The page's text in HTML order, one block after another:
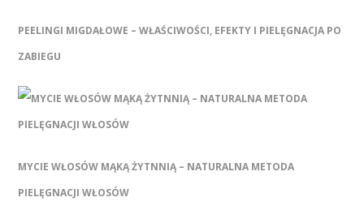
PEELINGI MIGDAŁOWE – WŁAŚCIWOŚCI, EFEKTY I PIELĘGNACJA PO
ZABIEGU
MYCIE WŁOSÓW MĄKĄ ŻYTNNIĄ – NATURALNA METODA
PIELĘGNACJI WŁOSÓW